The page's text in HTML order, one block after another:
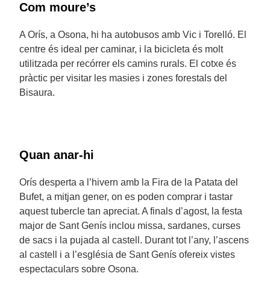
Com moure’s
A Orís, a Osona, hi ha autobusos amb Vic i Torelló. El
centre és ideal per caminar, i la bicicleta és molt
utilitzada per recórrer els camins rurals. El cotxe és
pràctic per visitar les masies i zones forestals del
Bisaura.
Quan anar-hi
Orís desperta a l’hivern amb la Fira de la Patata del
Bufet, a mitjan gener, on es poden comprar i tastar
aquest tubercle tan apreciat. A finals d’agost, la festa
major de Sant Genís inclou missa, sardanes, curses
de sacs i la pujada al castell. Durant tot l’any, l’ascens
al castell i a l’església de Sant Genís ofereix vistes
espectaculars sobre Osona.